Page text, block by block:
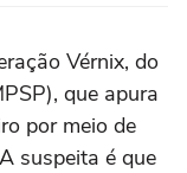
Vérnix, do
que apura
por meio de
suspeita é que